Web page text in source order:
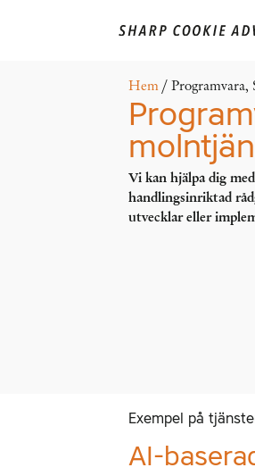
Hem / Programvara,
Vi kan hjälpa dig
handlingsinriktad
utvecklar eller
Exempel på
AI-